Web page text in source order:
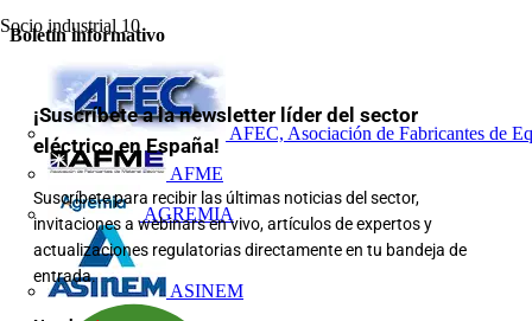
Socio industrial 10
AFEC, Asociación de Fabricantes de
AFME
AGREMIA
ASINEM
Boletín informativo
¡Suscríbete a la newsletter líder del sector
eléctrico en España!
Suscríbete para recibir las últimas noticias del sector,
invitaciones a webinars en vivo, artículos de expertos y
actualizaciones regulatorias directamente en tu bandeja de
entrada.